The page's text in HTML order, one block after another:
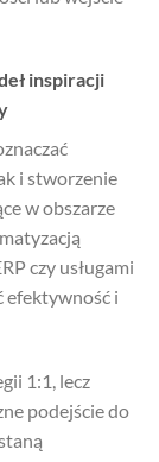
inspiracji
i stworzenie
w obszarze
czy usługami
efektywność i
1:1, lecz
podejście do